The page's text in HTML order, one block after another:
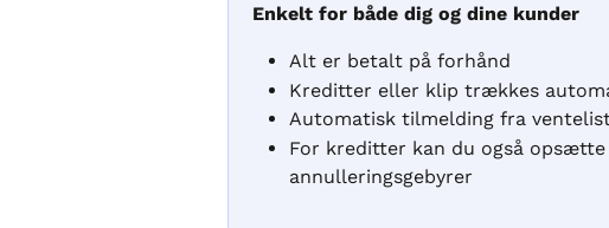
Enkelt for både dig og dine kunder
Alt er betalt på forhånd
Kreditter eller klip trækkes
Automatisk tilmelding fra
For kreditter kan du også
annulleringsgebyrer